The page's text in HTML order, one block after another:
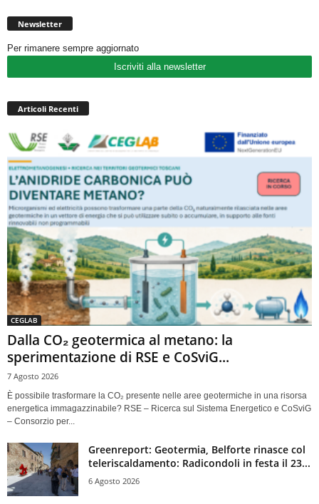
Newsletter
Per rimanere sempre aggiornato
Iscriviti alla newsletter
Articoli Recenti
CEGLAB
Dalla CO₂ geotermica al metano: la
sperimentazione di RSE e CoSviG...
7 Agosto 2026
È possibile trasformare la CO₂ presente nelle aree geotermiche in una risorsa
energetica immagazzinabile? RSE – Ricerca sul Sistema Energetico e CoSviG
– Consorzio per...
Greenreport: Geotermia, Belforte rinasce col
teleriscaldamento: Radicondoli in festa il 23...
6 Agosto 2026